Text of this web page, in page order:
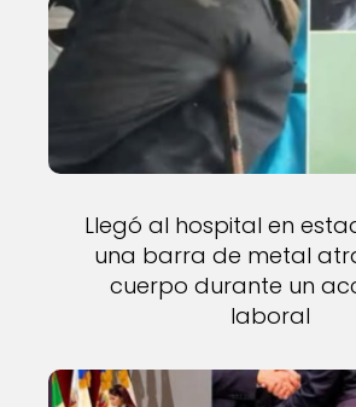
Llegó al hospital en
una barra de metal
cuerpo durante un
laboral